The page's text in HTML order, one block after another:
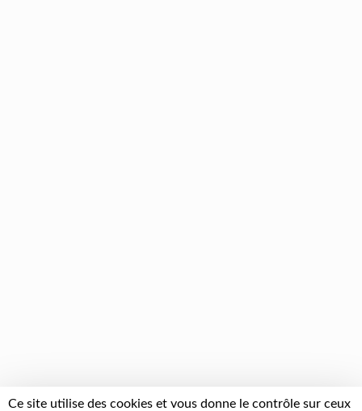
Ce site utilise des cookies et vous donne le contrôle sur ceux